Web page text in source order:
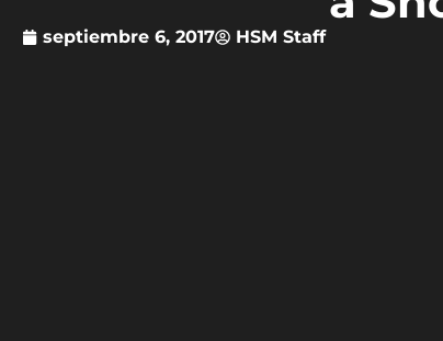
septiembre 6, 2017 HSM Staff